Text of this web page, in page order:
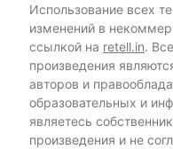
Использование всех
изменений в
ссылкой на retell.in.
произведения
авторов и
образовательных и
являетесь
произведения и не